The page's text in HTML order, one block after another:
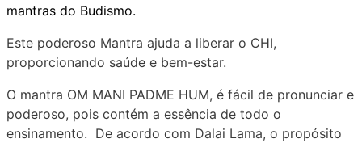
mantras do Budismo.
Este poderoso Mantra ajuda a liberar o CHI,
proporcionando saúde e bem-estar.
O mantra OM MANI PADME HUM, é fácil de pronunciar e
poderoso, pois contém a essência de todo o
ensinamento. De acordo com Dalai Lama, o propósito